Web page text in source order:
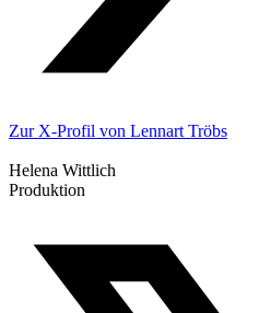
Zur X-Profil von Lennart Tröbs
Helena Wittlich
Produktion